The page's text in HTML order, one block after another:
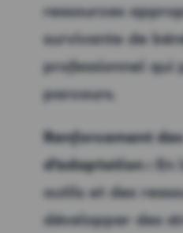
ressources
survivante de
professionnel qui
parcours.
Renforcement
d’adaptation : En
outils et des
développer des